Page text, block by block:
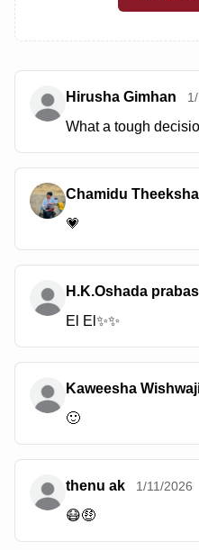
Hirusha Gimhan
What a tough
Chamidu
💗
H.K.Oshada
El El✨✨
Kaweesha
🙂
thenu ak 1/11/2026
😷🤑